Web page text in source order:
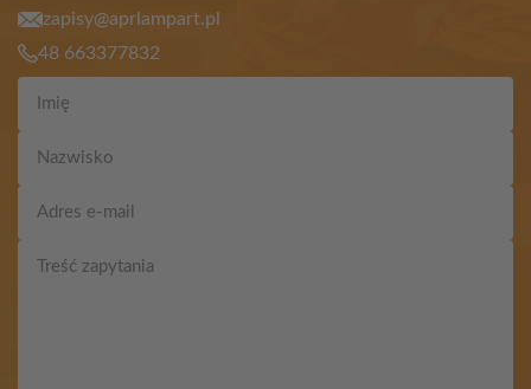
zapisy@aprlampart.pl
48 663377832